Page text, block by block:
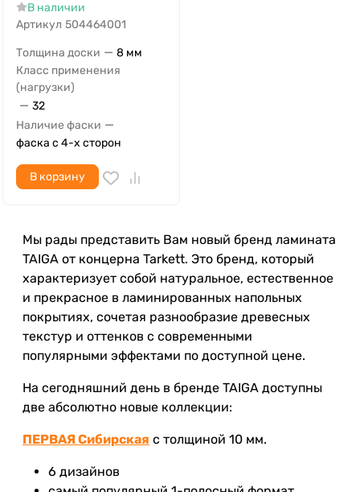
В наличии
Артикул 504464001
Толщина доски — 8 мм
Класс применения
(нагрузки)
— 32
Наличие фаски —
фаска с 4-х сторон
В корзину
Мы рады представить Вам новый бренд ламината
TAIGA от концерна Tarkett. Это бренд, который
характеризует собой натуральное, естественное
и прекрасное в ламинированных напольных
покрытиях, сочетая разнообразие древесных
текстур и оттенков с современными
популярными эффектами по доступной цене.
На сегодняшний день в бренде TAIGA доступны
две абсолютно новые коллекции:
ПЕРВАЯ Сибирская с толщиной 10 мм.
6 дизайнов